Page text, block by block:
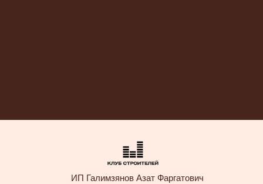
ИП Галимзянов Азат Фаргатович